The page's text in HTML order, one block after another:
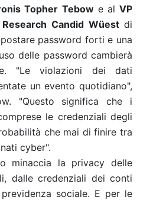
Topher Tebowe alVP
Candid Wüest di
password forti e una
delle password cambierà
"Le violazioni dei dati
un evento quotidiano",
"Questo significa che i
le credenziali degli
che mai di finire tra
cyber".
minaccia la privacy delle
dalle credenziali dei conti
sociale. E per le